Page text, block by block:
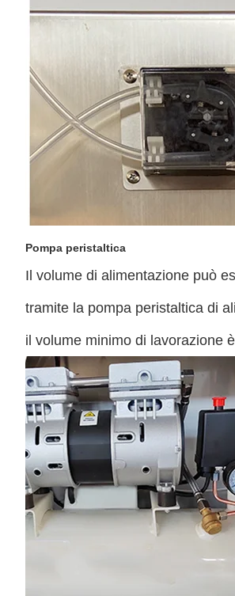
Pompa peristaltica
Il volume di alimentazione può
tramite la pompa peristaltica di
il volume minimo di lavorazione